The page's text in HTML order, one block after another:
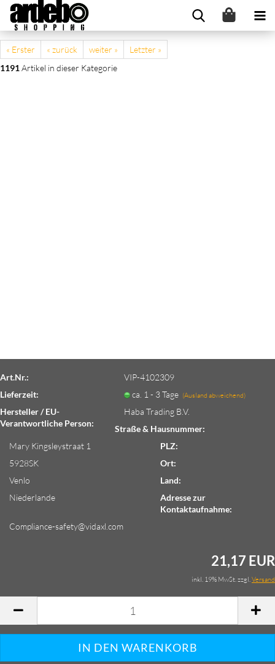
« Erster « zurück weiter »
Letzter »
1191Artikel in dieser Kategorie
Art.Nr.:
VIP-4102309
Lieferzeit:
ca. 1 - 3 Tage (Ausland abweichend)
Hersteller / EU-
Verantwortliche Person:
Haba Trading B.V.
Straße & Hausnummer:
Mary Kingsleystraat 1
PLZ:
5928SK
Ort:
Venlo
Land:
Niederlande
Adresse zur
Kontaktaufnahme:
Compliance-safety@vidaxl.com
21,17 EUR
inkl. 19% MwSt. zzgl.Versand